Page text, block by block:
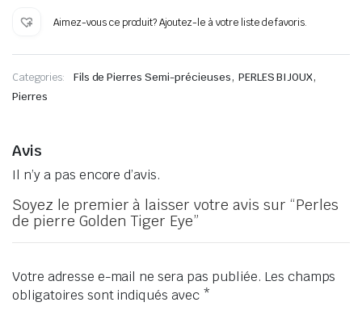
pierre
Eye
Aimez-vous ce produit? Ajoutez-le à votre liste de favoris.
Categories: Fils de Pierres Semi-précieuses, PERLES BIJOUX,
Pierres
Avis
Il n’y a pas encore d’avis.
Soyez le premier à laisser votre avis sur “Perles
de pierre Golden Tiger Eye”
Votre adresse e-mail ne sera pas publiée. Les champs
obligatoires sont indiqués avec *